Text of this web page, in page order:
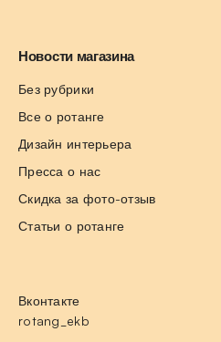
Новости магазина
Без рубрики
Все о ротанге
Дизайн интерьера
Пресса о нас
Скидка за фото-отзыв
Статьи о ротанге
Вконтакте
rotang_ekb